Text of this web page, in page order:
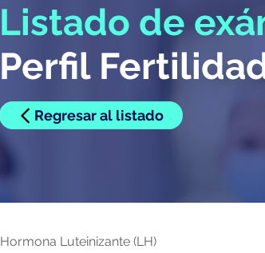
Perfil
Listado de
Regresar al listado
Hormona Luteinizante (LH)